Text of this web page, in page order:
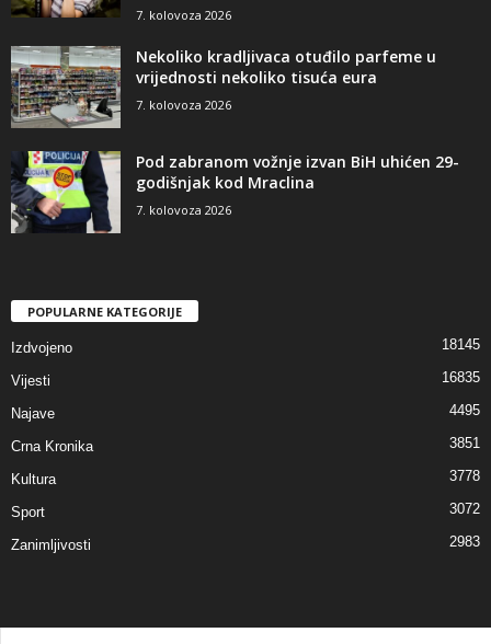
7. kolovoza 2026
Nekoliko kradljivaca otuđilo parfeme u
vrijednosti nekoliko tisuća eura
7. kolovoza 2026
Pod zabranom vožnje izvan BiH uhićen 29-
godišnjak kod Mraclina
7. kolovoza 2026
POPULARNE KATEGORIJE
Izdvojeno 18145
Vijesti 16835
Najave 4495
Crna Kronika 3851
Kultura 3778
Sport 3072
Zanimljivosti 2983